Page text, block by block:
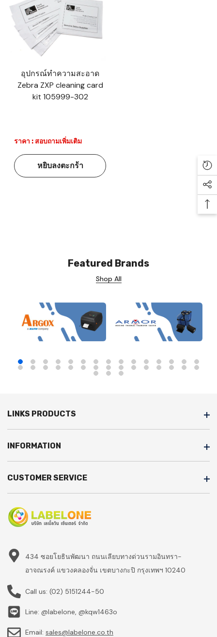
อุปกรณ์ทำความสะอาด
Zebra ZXP cleaning card
kit 105999-302
ราคา : สอบถามเพิ่มเติม
หยิบลงตะกร้า
Featured Brands
Shop All
LINKS PRODUCTS
INFORMATION
CUSTOMER SERVICE
434 ซอยโยธินพัฒนา ถนนเลียบทางด่วนรามอินทรา-
อาจณรงค์ แขวงคลองจั่น เขตบางกะปิ กรุงเทพฯ 10240
Call us: (02) 5151244-50
Line: @labelone, @kqw1463o
Email: sales@labelone.co.th